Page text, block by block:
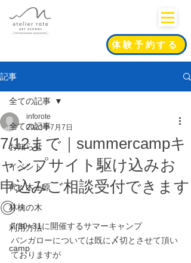
体験予約する
記事
全ての記事
お知らせ
イベント
代々木上原
林檎の木
利用方法
camp
全ての記事
7/12まで｜summercampキ
ャンプサイト駆け込みお
申込みご相談受付できます
◎
inforote
2023年7月7日
7/30~31に開催するサマーキャンプ
バンガローについては既に〆切とさせて頂い
ておりますが